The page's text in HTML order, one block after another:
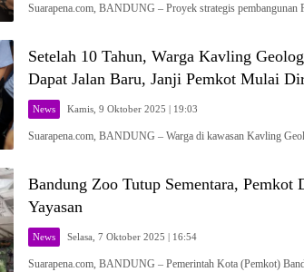
Suarapena.com, BANDUNG – Proyek strategis pembangunan
Setelah 10 Tahun, Warga Kavling
Dapat Jalan Baru, Janji Pemkot Mulai
News Kamis, 9 Oktober 2025 | 19:03
Suarapena.com, BANDUNG – Warga di kawasan Kavling
Bandung Zoo Tutup Sementara, Pemkot
Yayasan
News Selasa, 7 Oktober 2025 | 16:54
Suarapena.com, BANDUNG – Pemerintah Kota (Pemkot)